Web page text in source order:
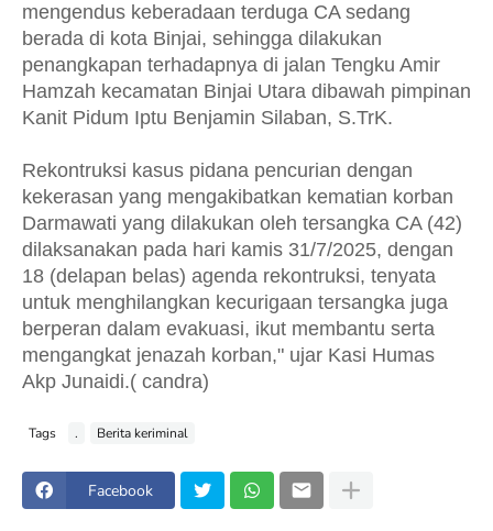
mengendus keberadaan terduga CA sedang
berada di kota Binjai, sehingga dilakukan
penangkapan terhadapnya di jalan Tengku Amir
Hamzah kecamatan Binjai Utara dibawah pimpinan
Kanit Pidum Iptu Benjamin Silaban, S.TrK.
Rekontruksi kasus pidana pencurian dengan
kekerasan yang mengakibatkan kematian korban
Darmawati yang dilakukan oleh tersangka CA (42)
dilaksanakan pada hari kamis 31/7/2025, dengan
18 (delapan belas) agenda rekontruksi, tenyata
untuk menghilangkan kecurigaan tersangka juga
berperan dalam evakuasi, ikut membantu serta
mengangkat jenazah korban," ujar Kasi Humas
Akp Junaidi.( candra)
Tags . Berita keriminal
Facebook